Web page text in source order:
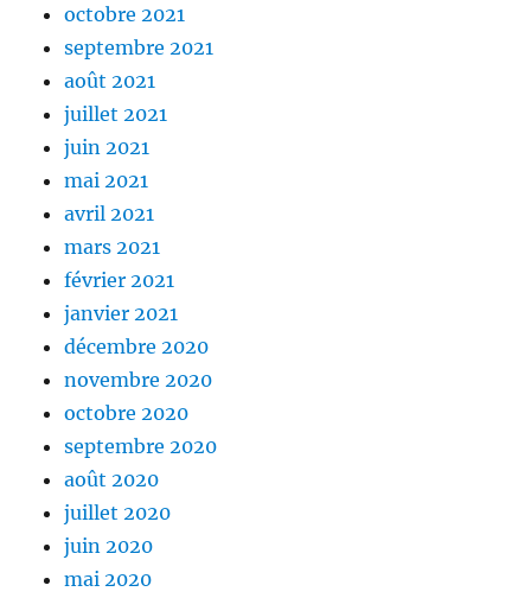
octobre 2021
septembre 2021
août 2021
juillet 2021
juin 2021
mai 2021
avril 2021
mars 2021
février 2021
janvier 2021
décembre 2020
novembre 2020
octobre 2020
septembre 2020
août 2020
juillet 2020
juin 2020
mai 2020